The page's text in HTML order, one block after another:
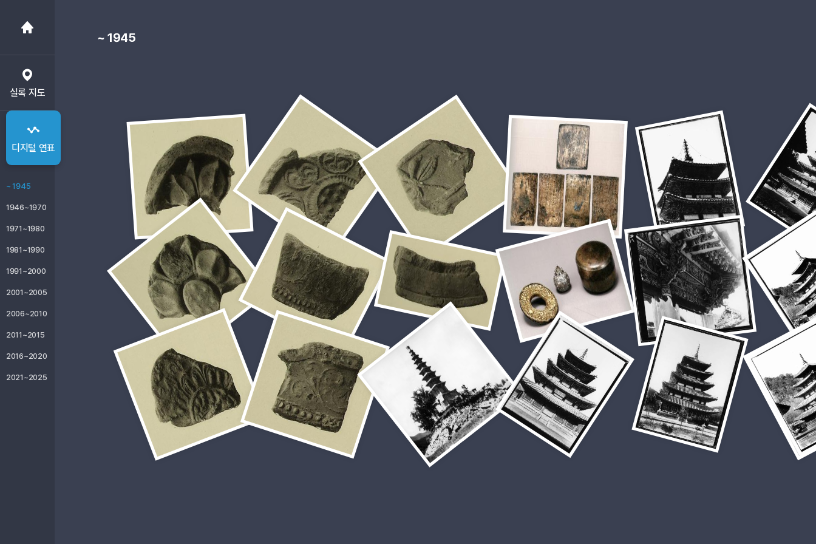
실록 지도
디지털 연표
~ 1945
1946~1970
1971~1980
1981~1990
1991~2000
2001~2005
2006~2010
2011~2015
2016~2020
2021~2025
~ 1945